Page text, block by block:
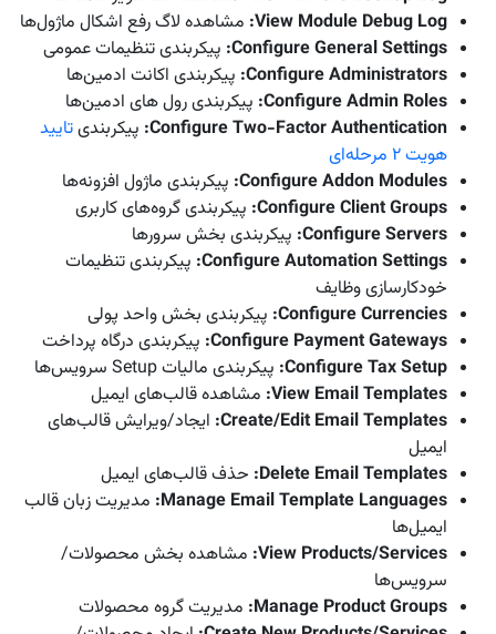
View Module Debug Log
: مشاهده لاگ رفع اشکال ماژول‌ها
Configure General Settings
: پیکربندی تنظیمات عمومی
Configure Administrators
: پیکربندی اکانت ادمین‌ها
Configure Admin Roles
: پیکربندی رول های ادمین‌ها
Configure Two-Factor Authentication
: پیکربندیتایید
هویت ۲ مرحله‌ای
Configure Addon Modules
: پیکربندی ماژول افزونه‌ها
Configure Client Groups
: پیکربندی گروه‌های کاربری
Configure Servers
: پیکربندی بخش سرورها
Configure Automation Settings
: پیکربندی تنظیمات
خودکارسازی وظایف
Configure Currencies
: پیکربندی بخش واحد پولی
Configure Payment Gateways
: پیکربندی درگاه پرداخت
Configure Tax Setup
: پیکربندی مالیات Setup سرویس‌ها
View Email Templates
: مشاهده قالب‌های ایمیل
Create/Edit Email Templates
: ایجاد/ویرایش قالب‌های
ایمیل
Delete Email Templates
: حذف قالب‌های ایمیل
Manage Email Template Languages
: مدیریت زبان قالب
ایمیل‌ها
View Products/Services
: مشاهده بخش محصولات/
سرویس‌ها
Manage Product Groups
: مدیریت گروه محصولات